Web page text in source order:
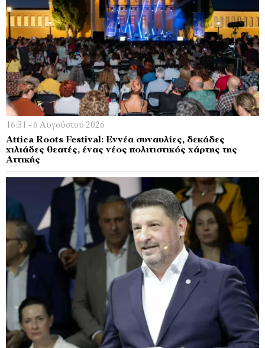
16:31 - 6 Αυγούστου 2026
Attica Roots Festival: Εννέα συναυλίες, δεκάδες
χιλιάδες θεατές, ένας νέος πολιτιστικός χάρτης της
Αττικής